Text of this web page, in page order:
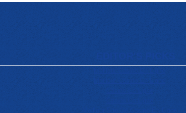
EDITOR'S PICKS
Casino En Ligne
Casino En Ligne
Meilleur Site De Casino En Ligne